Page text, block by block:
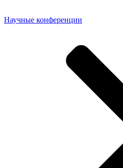
Научные конференции